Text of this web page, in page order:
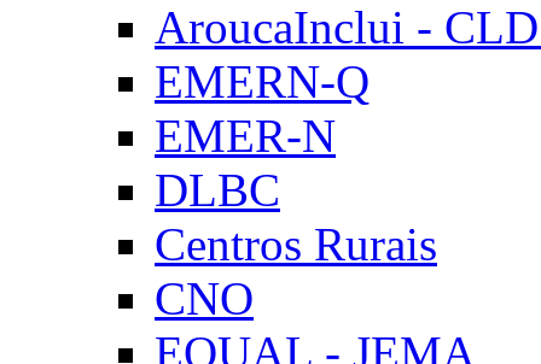
AroucaInclui -
EMERN-Q
EMER-N
DLBC
Centros Rurais
CNO
EQUAL - JEMA